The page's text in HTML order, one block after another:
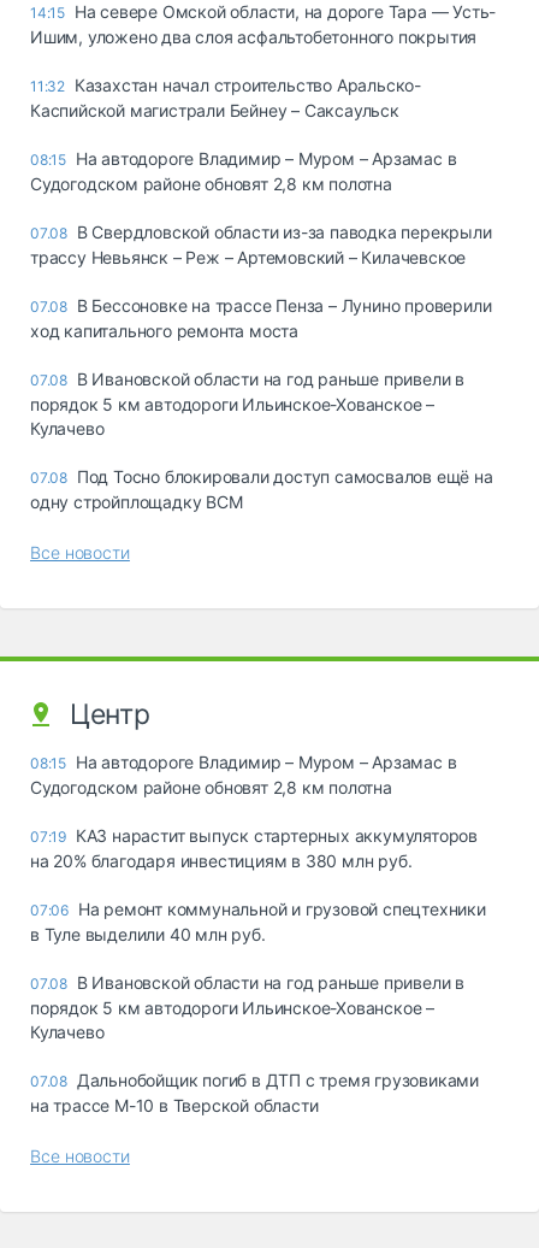
14:15 На севере Омской области, на дороге Тара — Усть-
Ишим, уложено два слоя асфальтобетонного покрытия
11:32 Казахстан начал строительство Аральско-
Каспийской магистрали Бейнеу – Саксаульск
08:15 На автодороге Владимир – Муром – Арзамас в
Судогодском районе обновят 2,8 км полотна
07.08 В Свердловской области из-за паводка перекрыли
трассу Невьянск – Реж – Артемовский – Килачевское
07.08 В Бессоновке на трассе Пенза – Лунино проверили
ход капитального ремонта моста
07.08 В Ивановской области на год раньше привели в
порядок 5 км автодороги Ильинское-Хованское –
Кулачево
07.08 Под Тосно блокировали доступ самосвалов ещё на
одну стройплощадку ВСМ
Все новости
Центр
08:15 На автодороге Владимир – Муром – Арзамас в
Судогодском районе обновят 2,8 км полотна
07:19 КАЗ нарастит выпуск стартерных аккумуляторов
на 20% благодаря инвестициям в 380 млн руб.
07:06 На ремонт коммунальной и грузовой спецтехники
в Туле выделили 40 млн руб.
07.08 В Ивановской области на год раньше привели в
порядок 5 км автодороги Ильинское-Хованское –
Кулачево
07.08 Дальнобойщик погиб в ДТП с тремя грузовиками
на трассе М-10 в Тверской области
Все новости